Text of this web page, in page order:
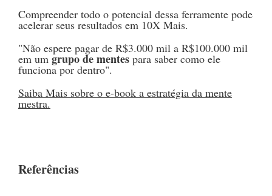
Compreender todo o potencial dessa ferramente pode
acelerar seus resultados em 10X Mais.
"Não espere pagar de R$3.000 mil a R$100.000 mil
em um grupo de mentes para saber como ele
funciona por dentro".
Saiba Mais sobre o e-book a estratégia da mente
mestra.
Referências